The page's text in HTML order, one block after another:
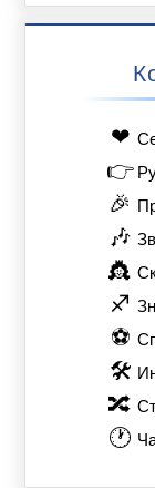
❤
👉
🎉
🎶
👸
♐
⚽
🛠
🔀
🕐